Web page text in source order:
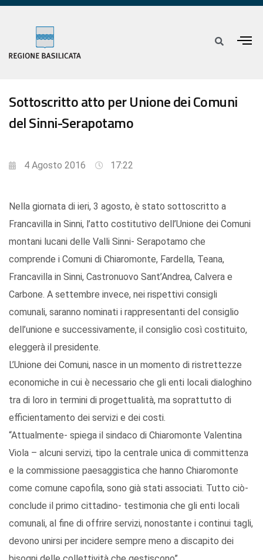
Sottoscritto atto per Unione dei Comuni
del Sinni-Serapotamo
4 Agosto 2016 17:22
Nella giornata di ieri, 3 agosto, è stato sottoscritto a
Francavilla in Sinni, l’atto costitutivo dell’Unione dei Comuni
montani lucani delle Valli Sinni- Serapotamo che
comprende i Comuni di Chiaromonte, Fardella, Teana,
Francavilla in Sinni, Castronuovo Sant’Andrea, Calvera e
Carbone. A settembre invece, nei rispettivi consigli
comunali, saranno nominati i rappresentanti del consiglio
dell’unione e successivamente, il consiglio così costituito,
eleggerà il presidente.
L’Unione dei Comuni, nasce in un momento di ristrettezze
economiche in cui è necessario che gli enti locali dialoghino
tra di loro in termini di progettualità, ma soprattutto di
efficientamento dei servizi e dei costi.
“Attualmente- spiega il sindaco di Chiaromonte Valentina
Viola – alcuni servizi, tipo la centrale unica di committenza
e la commissione paesaggistica che hanno Chiaromonte
come comune capofila, sono già stati associati. Tutto ciò-
conclude il primo cittadino- testimonia che gli enti locali
comunali, al fine di offrire servizi, nonostante i continui tagli,
devono unirsi per incidere sempre meno a discapito dei